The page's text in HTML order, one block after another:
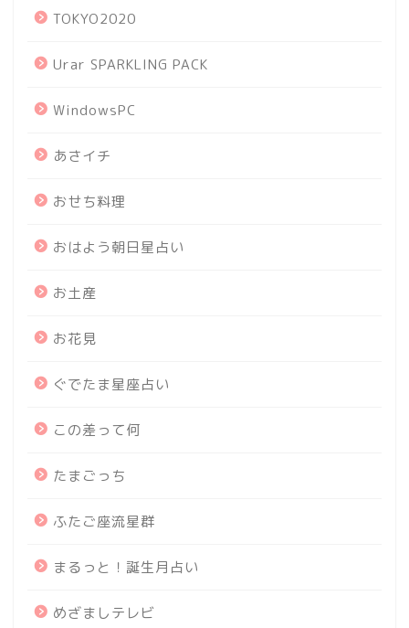
TOKYO2020
Urar SPARKLING PACK
WindowsPC
あさイチ
おせち料理
おはよう朝日星占い
お土産
お花見
ぐでたま星座占い
この差って何
たまごっち
ふたご座流星群
まるっと！誕生月占い
めざましテレビ